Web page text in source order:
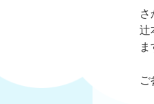
辻
ま